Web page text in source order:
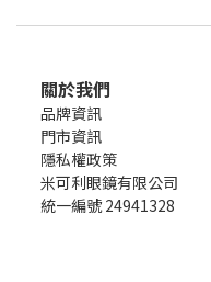
關於我們
品牌資訊
門市資訊
隱私權政策
米可利眼鏡有限公司
統一編號 24941328